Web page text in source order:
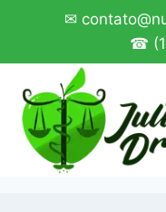
o
Conteúdo
✉
☎